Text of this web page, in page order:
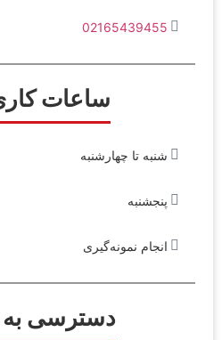
02165439455
ساعات
شنبه تا چهارشنبه
پنجشنبه
انجام نمونه‌گیری
دسترسی